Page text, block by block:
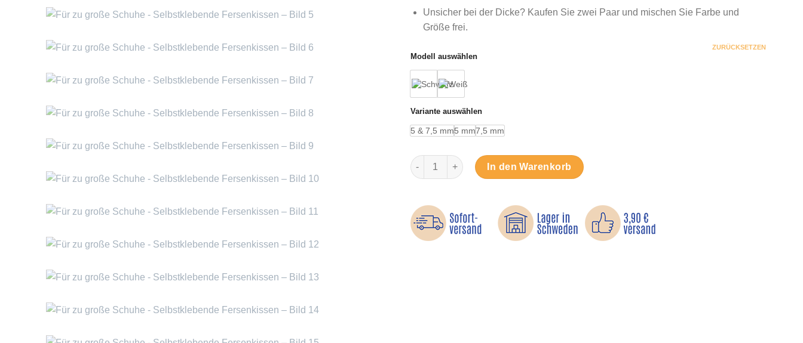
Unsicher bei der Dicke? Kaufen Sie zwei Paar und mischen Sie Farbe und
Größe frei.
Modell auswählen
Variante auswählen
5 & 7,5 mm5 mm7,5 mm
ZURÜCKSETZEN
Für zu große Schuhe - Selbstklebende Fersenkissen Menge
In den Warenkorb